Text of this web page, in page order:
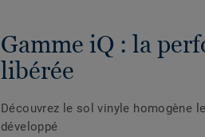
Optima BLUE 0867
Réf. 3217867
Réf. 3242867
Gamme iQ : la
libérée
Découvrez le sol vinyle homogène
développé